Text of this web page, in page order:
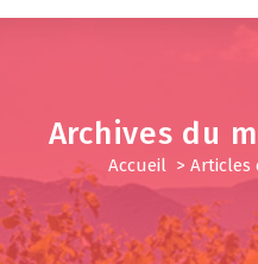
Archives du
Accueil > Articles